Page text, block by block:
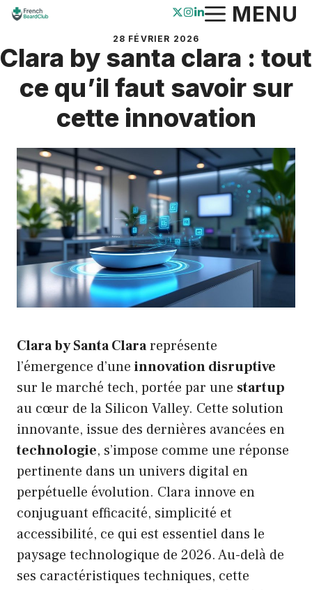
Aller
contenu
MENU
28 FÉVRIER 2026
Clara by santa clara : tout
ce qu’il faut savoir sur
cette innovation
Clara by Santa Clarareprésente
l’émergence d’une innovation disruptive
sur le marché tech, portée par une startup
au cœur de la Silicon Valley. Cette solution
innovante, issue des dernières avancées en
technologie, s’impose comme une réponse
pertinente dans un univers digital en
perpétuelle évolution. Clara innove en
conjuguant efficacité, simplicité et
accessibilité, ce qui est essentiel dans le
paysage technologique de 2026. Au-delà de
ses caractéristiques techniques, cette